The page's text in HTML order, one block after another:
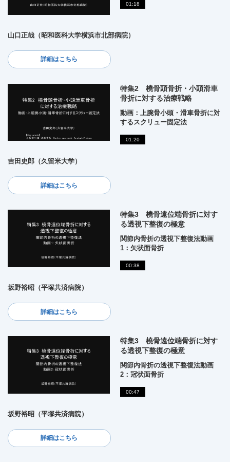
01:18
山口正哉（昭和医科大学横浜市北部病院）
詳細はこちら
特集2 橈骨頭骨折・小頭滑車
骨折に対する治療戦略
動画：上腕骨小頭・滑車骨折に対
するスクリュー固定法
01:20
吉田史郎（久留米大学）
詳細はこちら
特集3 橈骨遠位端骨折に対す
る透視下整復の極意
関節内骨折の透視下整復法動画
1：矢状面骨折
00:38
坂野裕昭（平塚共済病院）
詳細はこちら
特集3 橈骨遠位端骨折に対す
る透視下整復の極意
関節内骨折の透視下整復法動画
2：冠状面骨折
00:47
坂野裕昭（平塚共済病院）
詳細はこちら